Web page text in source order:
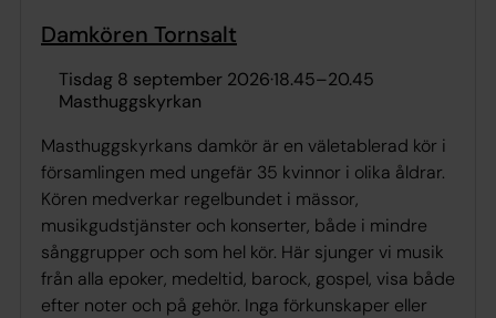
Damkören Tornsalt
tisdag 8 september 2026·18.45–20.45
Masthuggskyrkan
Masthuggskyrkans damkör är en väletablerad kör i
församlingen med ungefär 35 kvinnor i olika åldrar.
Kören medverkar regelbundet i mässor,
musikgudstjänster och konserter, både i mindre
sånggrupper och som hel kör. Här sjunger vi musik
från alla epoker, medeltid, barock, gospel, visa både
efter noter och på gehör. Inga förkunskaper eller